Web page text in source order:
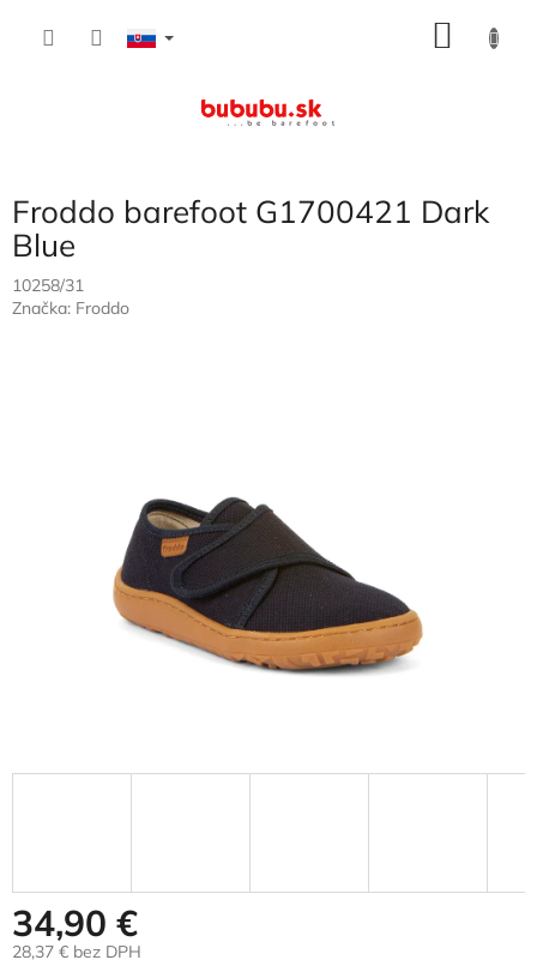
Froddo barefoot G1700421 Dark
Blue
10258/31
Značka: Froddo
34,90 €
28,37 € bez DPH